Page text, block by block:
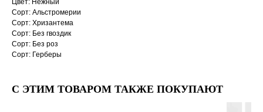
Сорт: Альстромерии
Сорт: Хризантема
Сорт: Без гвоздик
Сорт: Без роз
Сорт: Герберы
С ЭТИМ ТОВАРОМ ТАКЖЕ ПОКУПАЮТ